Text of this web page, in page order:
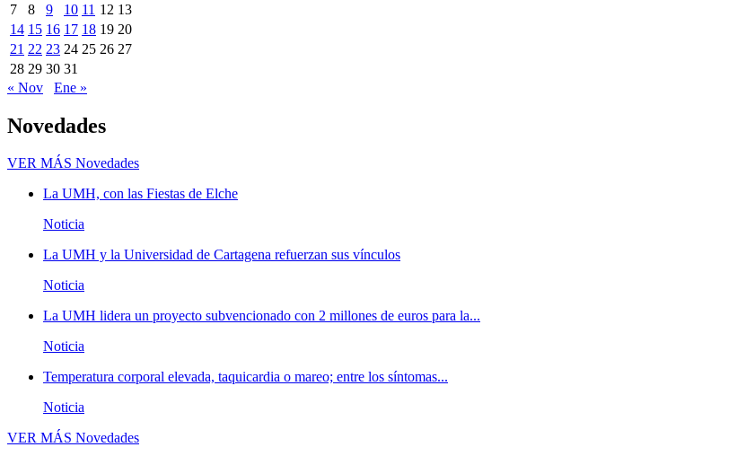
7
8 9 10 11 12 13
14 15 16 17 18 19 20
21 22 23 24 25 26 27
28 29 30 31
« Nov
Ene »
Novedades
VER MÁS Novedades
La UMH, con las Fiestas de Elche
Noticia
La UMH y la Universidad de Cartagena refuerzan sus vínculos
Noticia
La UMH lidera un proyecto subvencionado con 2 millones de euros para la...
Noticia
Temperatura corporal elevada, taquicardia o mareo; entre los síntomas...
Noticia
VER MÁS Novedades